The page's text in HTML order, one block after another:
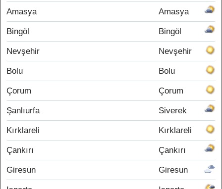
Amasya Amasya
Bingöl Bingöl
Nevşehir Nevşehir
Bolu Bolu
Çorum Çorum
Şanlıurfa Siverek
Kırklareli Kırklareli
Çankırı Çankırı
Giresun Giresun